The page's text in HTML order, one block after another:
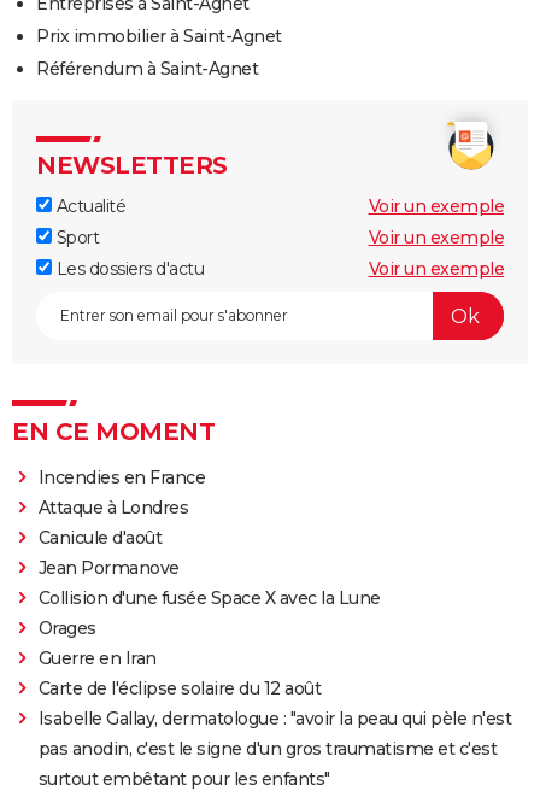
Prix immobilier à Saint-Agnet
Référendum à Saint-Agnet
NEWSLETTERS
Actualité
Voir un exemple
Sport
Voir un exemple
Les dossiers d'actu
Voir un exemple
EN CE MOMENT
Incendies en France
Attaque à Londres
Canicule d'août
Jean Pormanove
Collision d'une fusée Space X avec la Lune
Orages
Guerre en Iran
Carte de l'éclipse solaire du 12 août
Isabelle Gallay, dermatologue : "avoir la peau qui pèle n'est
pas anodin, c'est le signe d'un gros traumatisme et c'est
surtout embêtant pour les enfants"